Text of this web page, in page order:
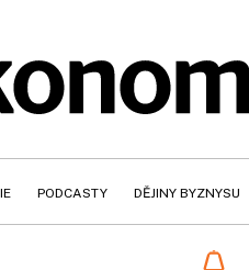
PODCASTY DĚJINY BYZNYSU